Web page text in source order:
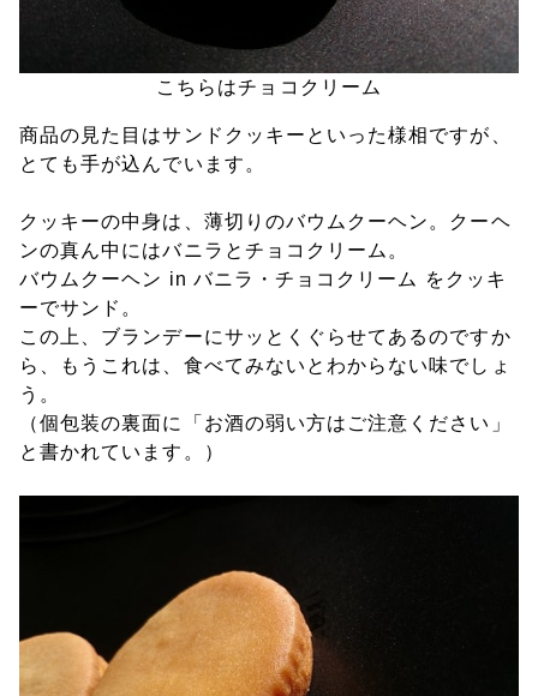
こちらはチョコクリーム
商品の見た目はサンドクッキーといった様相ですが、
とても手が込んでいます。
クッキーの中身は、薄切りのバウムクーヘン。クーヘ
ンの真ん中にはバニラとチョコクリーム。
バウムクーヘン in バニラ・チョコクリーム をクッキ
ーでサンド。
この上、ブランデーにサッとくぐらせてあるのですか
ら、もうこれは、食べてみないとわからない味でしょ
う。
（個包装の裏面に「お酒の弱い方はご注意ください」
と書かれています。）